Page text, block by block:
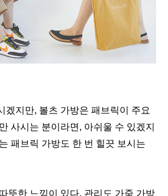
겠지만, 볼츠 가방은 패브릭이 주요
사시는 분이라면, 아쉬울 수 있겠지
패브릭 가방도 한 번 힐끗 보시는
뜻한 느낌이 있다. 관리도 가죽 가방